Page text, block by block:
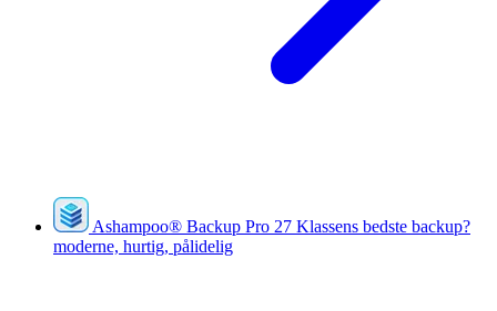
Ashampoo® Backup Pro 27 Klassens bedste backup?
moderne, hurtig, pålidelig